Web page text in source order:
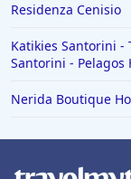
Residenza Cenisio
Katikies Santorini -
Santorini - Pelagos
Nerida Boutique